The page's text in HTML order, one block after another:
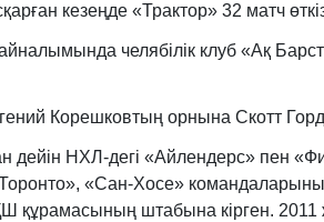
кезеңде «Трактор» 32 матч
челябілік клуб «Ақ
Корешковтың орнына Скотт
дейін НХЛ-дегі «Айлендерс» пен
«Сан-Хосе»
құрамасының штабына кірген.